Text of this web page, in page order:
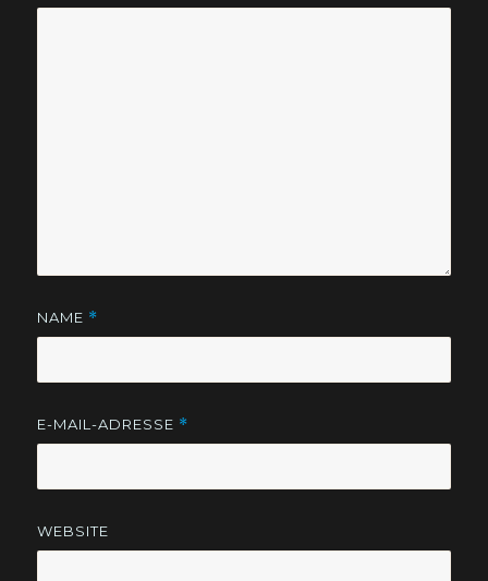
NAME *
E-MAIL-ADRESSE *
WEBSITE